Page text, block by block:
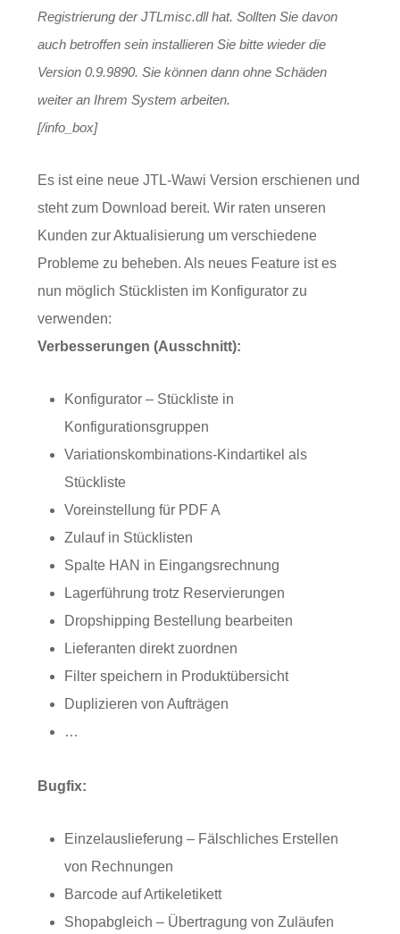
Registrierung der JTLmisc.dll hat. Sollten Sie davon
auch betroffen sein installieren Sie bitte wieder die
Version 0.9.9890. Sie können dann ohne Schäden
weiter an Ihrem System arbeiten.
[/info_box]
Es ist eine neue JTL-Wawi Version erschienen und
steht zum Download bereit. Wir raten unseren
Kunden zur Aktualisierung um verschiedene
Probleme zu beheben. Als neues Feature ist es
nun möglich Stücklisten im Konfigurator zu
verwenden:
Verbesserungen (Ausschnitt):
Konfigurator – Stückliste in
Konfigurationsgruppen
Variationskombinations-Kindartikel als
Stückliste
Voreinstellung für PDF A
Zulauf in Stücklisten
Spalte HAN in Eingangsrechnung
Lagerführung trotz Reservierungen
Dropshipping Bestellung bearbeiten
Lieferanten direkt zuordnen
Filter speichern in Produktübersicht
Duplizieren von Aufträgen
…
Bugfix:
Einzelauslieferung – Fälschliches Erstellen
von Rechnungen
Barcode auf Artikeletikett
Shopabgleich – Übertragung von Zuläufen